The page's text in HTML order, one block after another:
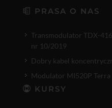
PRASA O NAS
Transmodulator TDX-
nr 10/2019
Dobry kabel
Modulator MI520P
KURSY